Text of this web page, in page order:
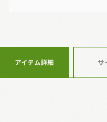
アイテム詳細 サ